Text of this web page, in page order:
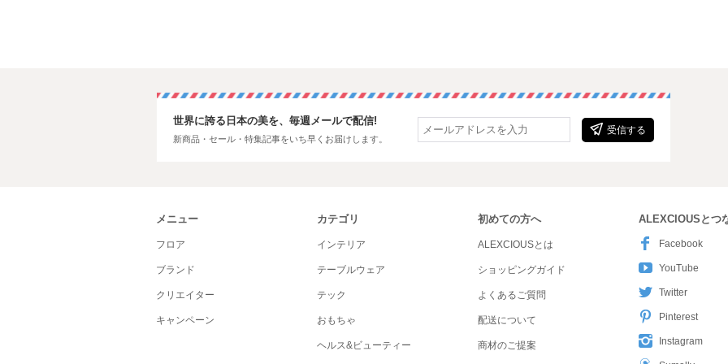
受信する
世界に誇る日本の美を、毎週メールで配信!
新商品・セール・特集記事をいち早くお届けします。
メニュー
フロア
ブランド
クリエイター
キャンペーン
カテゴリ
インテリア
テーブルウェア
テック
おもちゃ
ヘルス&ビューティー
初めての方へ
ALEXCIOUSとは
ショッピングガイド
よくあるご質問
配送について
商材のご提案
ALEXCIOUSとつ
Facebook
YouTube
Twitter
Pinterest
Instagram